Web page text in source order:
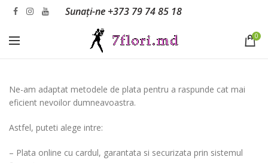
Sunați-ne +373 79 74 85 18
0
Ne-am adaptat metodele de plata pentru a raspunde cat mai
eficient nevoilor dumneavoastra.
Astfel, puteti alege intre:
– Plata online cu cardul, garantata si securizata prin sistemul